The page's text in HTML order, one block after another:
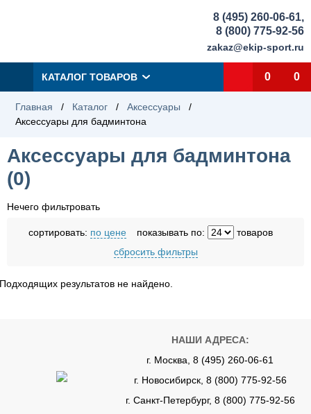
8 (495) 260-06-61,
8 (800) 775-92-56
zakaz@ekip-sport.ru
КАТАЛОГ ТОВАРОВ 0 0
Главная / Каталог / Аксессуары
/
Аксессуары для бадминтона
Аксессуары для бадминтона
(0)
Нечего фильтровать
сортировать: по цене показывать по:
товаров
сбросить фильтры
Подходящих результатов не найдено.
НАШИ АДРЕСА:
г. Москва, 8 (495) 260-06-61
г. Новосибирск, 8 (800) 775-92-56
г. Санкт-Петербург, 8 (800) 775-92-56